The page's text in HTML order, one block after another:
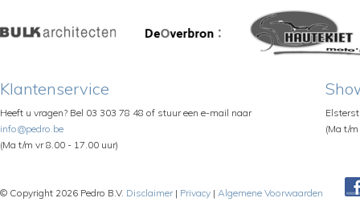
Klantenservice
Heeft u vragen? Bel 03 303 78 48 of stuur een e-mail naar
info@pedro.be
(Ma t/m vr 8.00 - 17.00 uur)
(Ma t/
© Copyright 2026 Pedro B.V. Disclaimer| Privacy | Algemene Voorwaarden